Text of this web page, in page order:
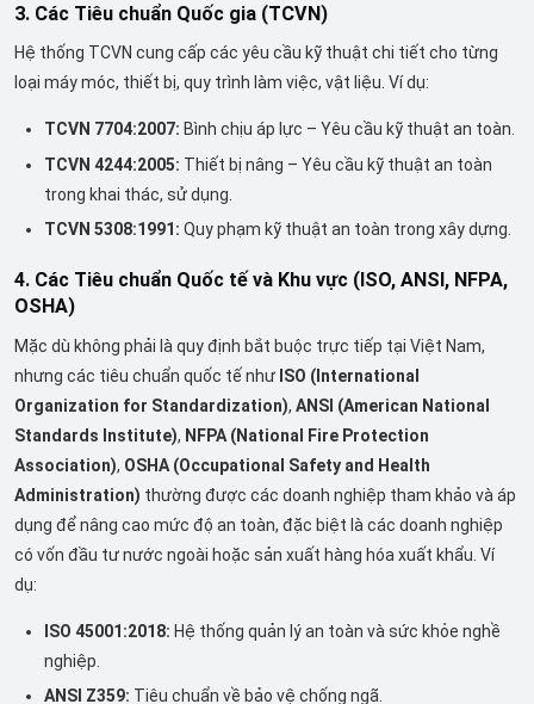
3. Các Tiêu chuẩn Quốc gia (TCVN)
Hệ thống TCVN cung cấp các yêu cầu kỹ thuật chi tiết cho từng
loại máy móc, thiết bị, quy trình làm việc, vật liệu. Ví dụ:
TCVN 7704:2007: Bình chịu áp lực – Yêu cầu kỹ thuật an toàn.
TCVN 4244:2005: Thiết bị nâng – Yêu cầu kỹ thuật an toàn
trong khai thác, sử dụng.
TCVN 5308:1991: Quy phạm kỹ thuật an toàn trong xây dựng.
4. Các Tiêu chuẩn Quốc tế và Khu vực (ISO, ANSI, NFPA,
OSHA)
Mặc dù không phải là quy định bắt buộc trực tiếp tại Việt Nam,
nhưng các tiêu chuẩn quốc tế như ISO (International
Organization for Standardization), ANSI (American National
Standards Institute), NFPA (National Fire Protection
Association), OSHA (Occupational Safety and Health
Administration) thường được các doanh nghiệp tham khảo và áp
dụng để nâng cao mức độ an toàn, đặc biệt là các doanh nghiệp
có vốn đầu tư nước ngoài hoặc sản xuất hàng hóa xuất khẩu. Ví
dụ:
ISO 45001:2018: Hệ thống quản lý an toàn và sức khỏe nghề
nghiệp.
ANSI Z359: Tiêu chuẩn về bảo vệ chống ngã.